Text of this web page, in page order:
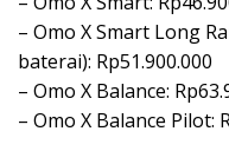
– Omo X Smart Long
baterai): Rp51.900.000
– Omo X Balance:
– Omo X Balance Pilot: